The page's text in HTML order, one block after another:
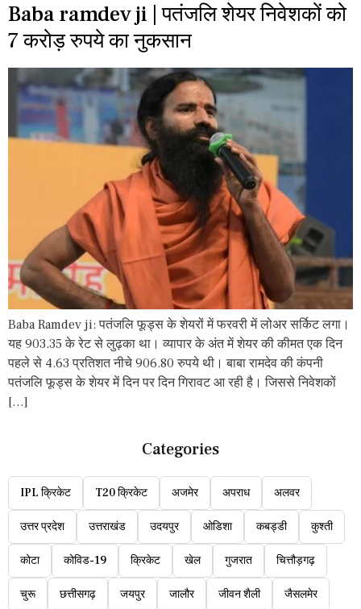
Baba ramdev ji | पतंजलि शेयर निवेशकों को
7 करोड़ रुपये का नुकसान
Baba Ramdev ji: पतंजलि फूड्स के शेयरों में फरवरी में लोअर सर्किट लगा।
यह 903.35 के रेट से लुढ़का था। व्यापार के अंत में शेयर की कीमत एक दिन
पहले से 4.63 प्रतिशत नीचे 906.80 रुपये थी। बाबा रामदेव की कंपनी
पतंजलि फूड्स के शेयर में दिन पर दिन गिरावट आ रही है। जिससे निवेशकों
[…]
Categories
IPL क्रिकेट T20 क्रिकेट अजमेर अपराध अलवर
उत्तर प्रदेश उत्तराखंड उदयपुर ओडिशा कबड्डी कुश्ती
कोटा कोविड-19 क्रिकेट खेल गुजरात चित्तौड़गढ़
चुरू छत्तीसगढ़ जयपुर जालौर जीवन शैली जैसलमेर